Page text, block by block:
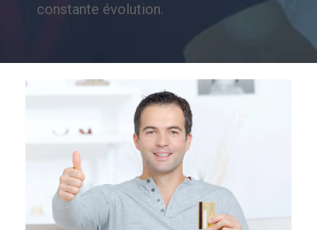
constante évolution.